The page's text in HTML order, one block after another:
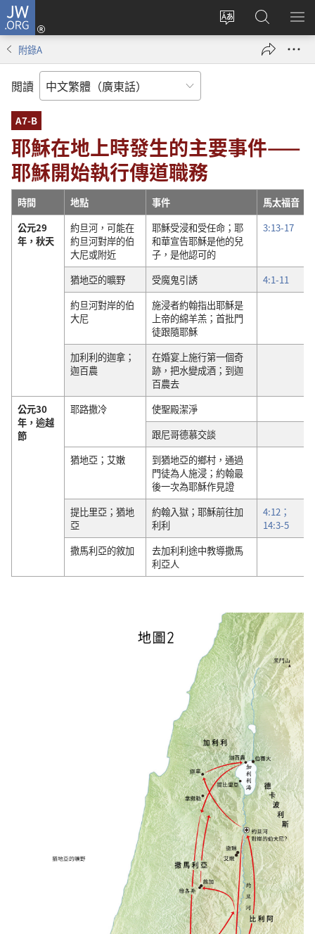
JW.ORG
更
登
錄
（開
搜
尋
JW.ORG
顯
附錄A
閲讀
A7-B
耶穌在地上時發生的主要事件——
耶穌開始執行傳道職務
時間 地點 事件
馬太福音
公元29
年，秋天
約旦河，可能在
約旦河對岸的伯
大尼或附近
耶穌受浸和受任命；耶
和華宣告耶穌是他的兒
子，是他認可的
3:13-17
猶地亞的曠野 受魔鬼引誘
4:1-11
約旦河對岸的伯
大尼
施浸者約翰指出耶穌是
上帝的綿羊羔；首批門
徒跟隨耶穌
加利利的迦拿；
迦百農
在婚宴上施行第一個奇
跡，把水變成酒；到迦
百農去
公元30
年，逾越
節
耶路撒冷
使聖殿潔淨
跟尼哥德慕交談
猶地亞；艾嫩
到猶地亞的鄉村，通過
門徒為人施浸；約翰最
後一次為耶穌作見證
提比里亞；猶地
亞
約翰入獄；耶穌前往加
利利
4:12；
14:3-5
撒馬利亞的敘加
去加利利途中教導撒馬
利亞人